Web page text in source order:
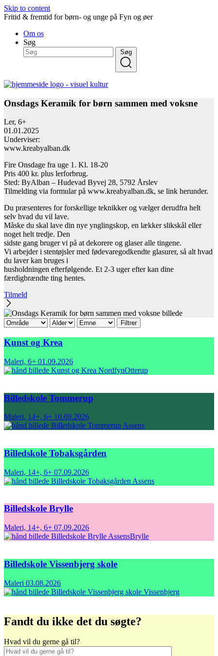
Skip to content
Fritid & fremtid for børn- og unge på Fyn og øer
Om os
Søg
Søg
Onsdags Keramik for børn sammen med voksne
Ler, 6+
01.01.2025
Underviser:
www.kreabyalban.dk
Fire Onsdage fra uge 1. Kl. 18-20
Pris 400 kr. plus lerforbrug.
Sted: ByAlban – Hudevad Byvej 28, 5792 Årslev
Tilmelding via formular på www.kreabyalban.dk, se link herunder.
Du præsenteres for forskellige teknikker og vælger derudfra helt
selv hvad du vil lave.
Måske du skal lave din nye ynglingskop, en lækker slikskål eller
noget helt tredje. Den
sidste gang bruger vi på at dekorere og glaser alle tingene.
Vi arbejder i stentøjsler med fødevaregodkendte glasurer, så alt hvad
du laver kan bruges i
husholdningen efterfølgende. Et 2-3 uger efter kan dine
færdigbrændte ting hentes.
Tilmeld
Kunst og Krea
Maleri, 6+ 01.09.2026
NordfynOtterup
Billedskole Tommerup
Maleri, 14+, 6+ 10.09.2026
Assens
Billedskole Tobaksgården
Maleri, 14+, 6+ 07.09.2026
Assens
Billedskole Brylle
Maleri, 14+, 6+ 07.09.2026
AssensBrylle
Billedskole Vissenbjerg skole
Maleri 03.08.2026
Vissenbjerg
Fandt du ikke det du søgte?
Hvad vil du gerne gå til?